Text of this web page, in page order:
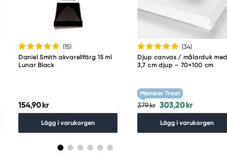
(15)
Daniel Smith akvarellfärg 15 ml
Lunar Black
154,90 kr
Lägg i varukorgen
(34)
Djup canvas / målarduk med
3,7 cm djup – 70×100 cm
Member Treat
379 kr 303,20 kr
Lägg i varukorgen